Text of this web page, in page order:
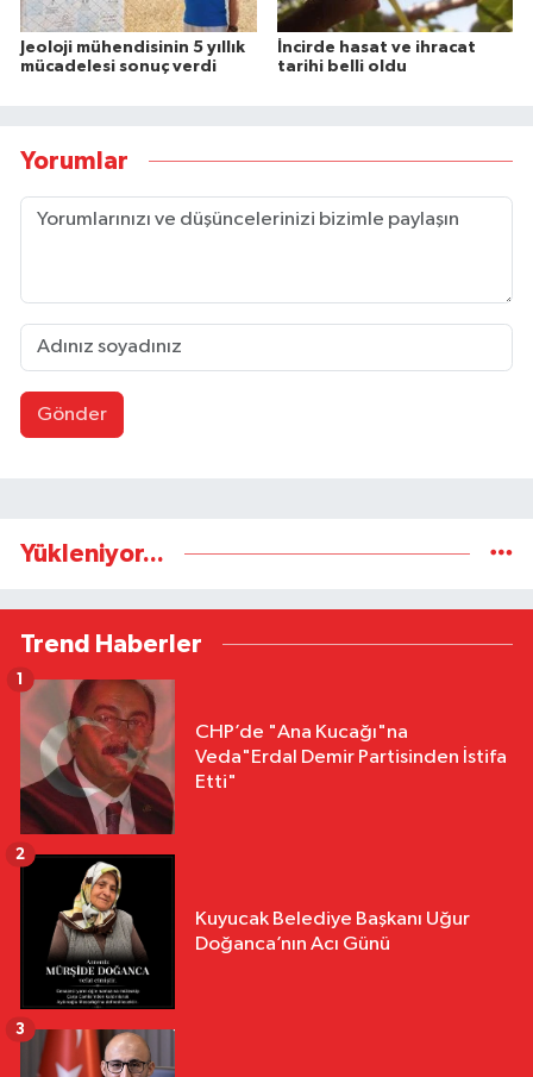
Jeoloji mühendisinin 5 yıllık
mücadelesi sonuç verdi
İncirde hasat ve ihracat
tarihi belli oldu
Yorumlar
Gönder
Yükleniyor...
Trend Haberler
CHP’de "Ana Kucağı"na
Veda"Erdal Demir Partisinden İstifa
Etti"
1
Kuyucak Belediye Başkanı Uğur
Doğanca’nın Acı Günü
2
3